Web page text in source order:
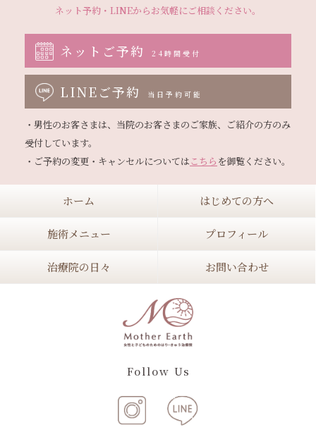
ネット予約・LINEからお気軽にご相談ください。
ネットご予約 24時間受付
LINEご予約 当日予約可能
・男性のお客さまは、当院のお客さまのご家族、ご紹介の方のみ
受付しています。
・ご予約の変更・キャンセルについてはこちら
ホーム はじめての方へ
施術メニュー プロフィール
治療院の日々 お問い合わせ
Follow Us